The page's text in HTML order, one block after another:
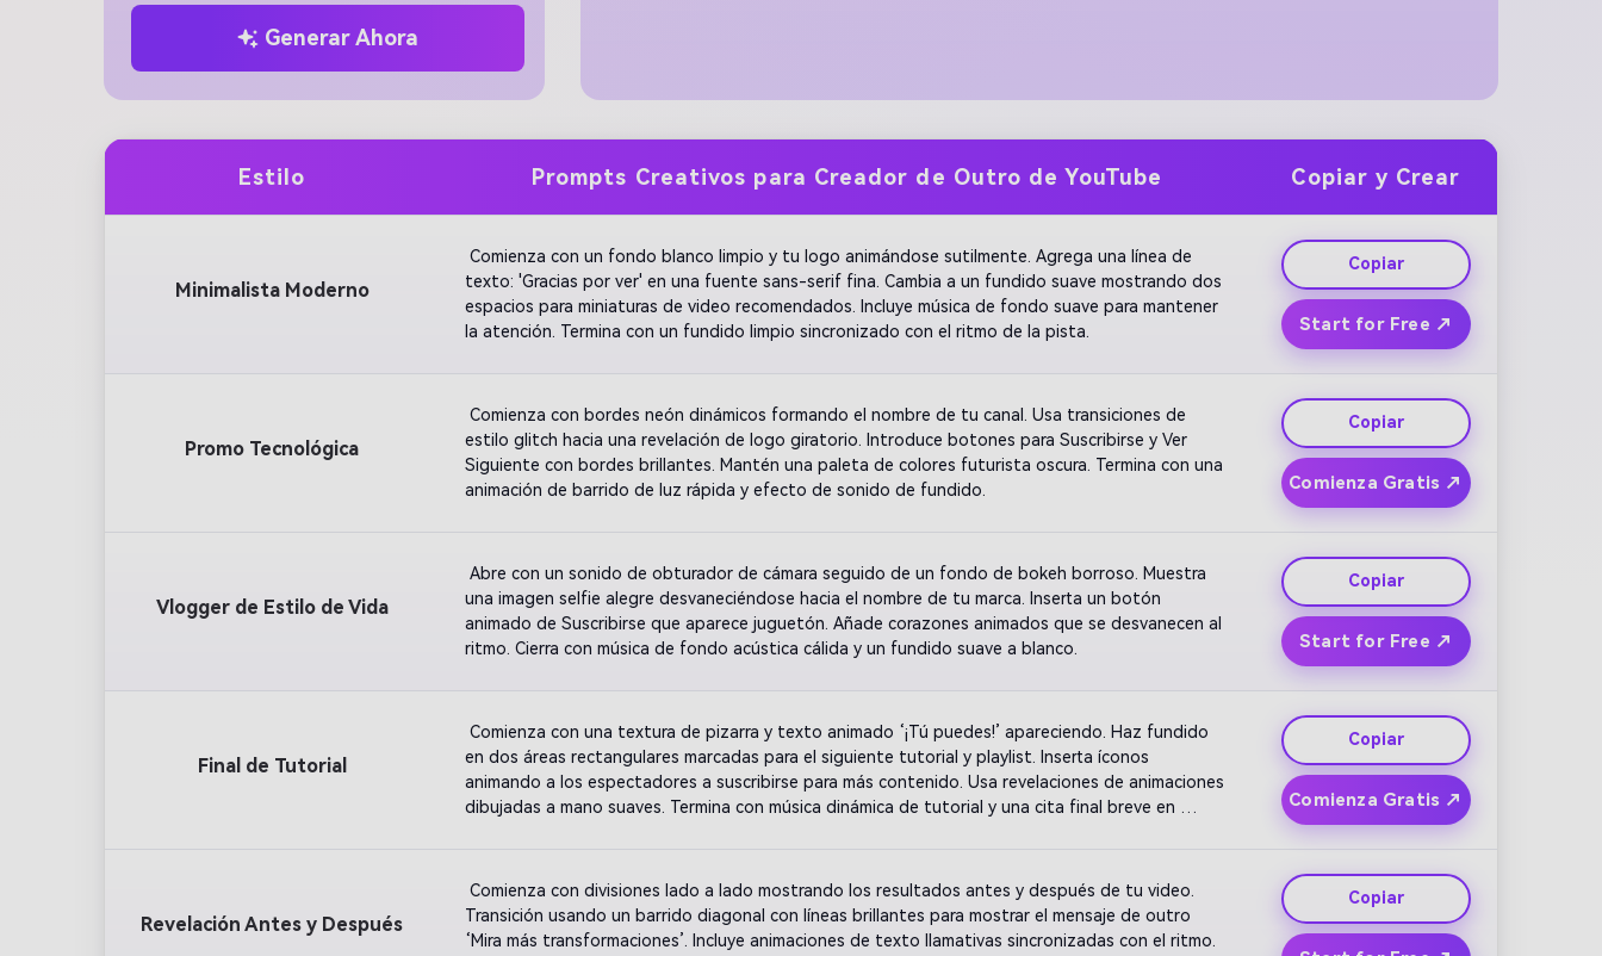
Generar Ahora
Estilo Prompts Creativos para Creador de Outro de YouTube Copiar y Crear
Minimalista Moderno
Comienza con un fondo blanco limpio y tu logo animándose sutilmente. Agrega una línea de
texto: 'Gracias por ver' en una fuente sans-serif fina. Cambia a un fundido suave mostrando dos
espacios para miniaturas de video recomendados. Incluye música de fondo suave para mantener
la atención. Termina con un fundido limpio sincronizado con el ritmo de la pista.
Copiar
Start for Free ↗
Promo Tecnológica
Comienza con bordes neón dinámicos formando el nombre de tu canal. Usa transiciones de
estilo glitch hacia una revelación de logo giratorio. Introduce botones para Suscribirse y Ver
Siguiente con bordes brillantes. Mantén una paleta de colores futurista oscura. Termina con una
animación de barrido de luz rápida y efecto de sonido de fundido.
Copiar
Comienza Gratis ↗
Vlogger de Estilo de Vida
Abre con un sonido de obturador de cámara seguido de un fondo de bokeh borroso. Muestra
una imagen selfie alegre desvaneciéndose hacia el nombre de tu marca. Inserta un botón
animado de Suscribirse que aparece juguetón. Añade corazones animados que se desvanecen al
ritmo. Cierra con música de fondo acústica cálida y un fundido suave a blanco.
Copiar
Start for Free ↗
Final de Tutorial
Comienza con una textura de pizarra y texto animado ‘¡Tú puedes!’ apareciendo. Haz fundido
en dos áreas rectangulares marcadas para el siguiente tutorial y playlist. Inserta íconos
animando a los espectadores a suscribirse para más contenido. Usa revelaciones de animaciones
dibujadas a mano suaves. Termina con música dinámica de tutorial y una cita final breve en
Copiar
Comienza Gratis ↗
Revelación Antes y Después
Comienza con divisiones lado a lado mostrando los resultados antes y después de tu video.
Transición usando un barrido diagonal con líneas brillantes para mostrar el mensaje de outro
‘Mira más transformaciones’. Incluye animaciones de texto llamativas sincronizadas con el ritmo.
Copiar